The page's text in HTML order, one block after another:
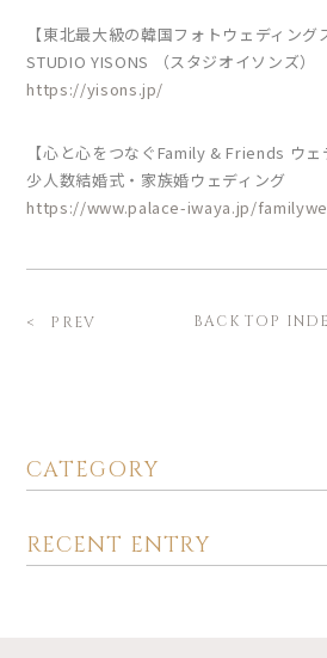
CATEGORY
RECENT ENTRY
【東北最大級の韓国フォトウェディング
STUDIO YISONS （スタジオイソンズ）
https://yisons.jp/
【心と心をつなぐFamily & Friends ウェ
少人数結婚式・家族婚ウェディング
https://www.palace-iwaya.jp/
PREV BACK TOP